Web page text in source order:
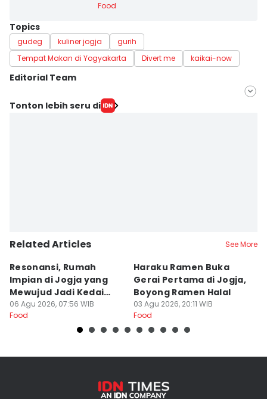
Food
Topics
gudeg kuliner jogja
gurih
Tempat Makan di Yogyakarta
Divert me kaikai-now
Editorial Team
Editor
Tonton lebih seru di
Related Articles See More
Resonansi, Rumah
Impian di Jogja yang
Mewujud Jadi Kedai
Ramen dan Burger
06 Agu 2026, 07:56 WIB
Food
Haraku Ramen Buka
Gerai Pertama di Jogja,
Boyong Ramen Halal
03 Agu 2026, 20:11 WIB
Food